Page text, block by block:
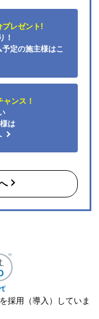
レゼント!
！
定の施主様はこ
ンス！
は
採用（導入）していま